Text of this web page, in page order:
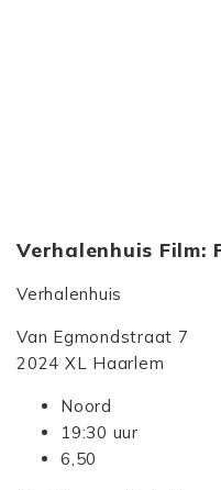
Verhalenhuis Film:
Verhalenhuis
Van Egmondstraat 7
2024 XL Haarlem
Noord
19:30 uur
6,50